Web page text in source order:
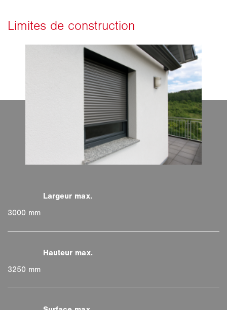
3000 mm
3250 mm